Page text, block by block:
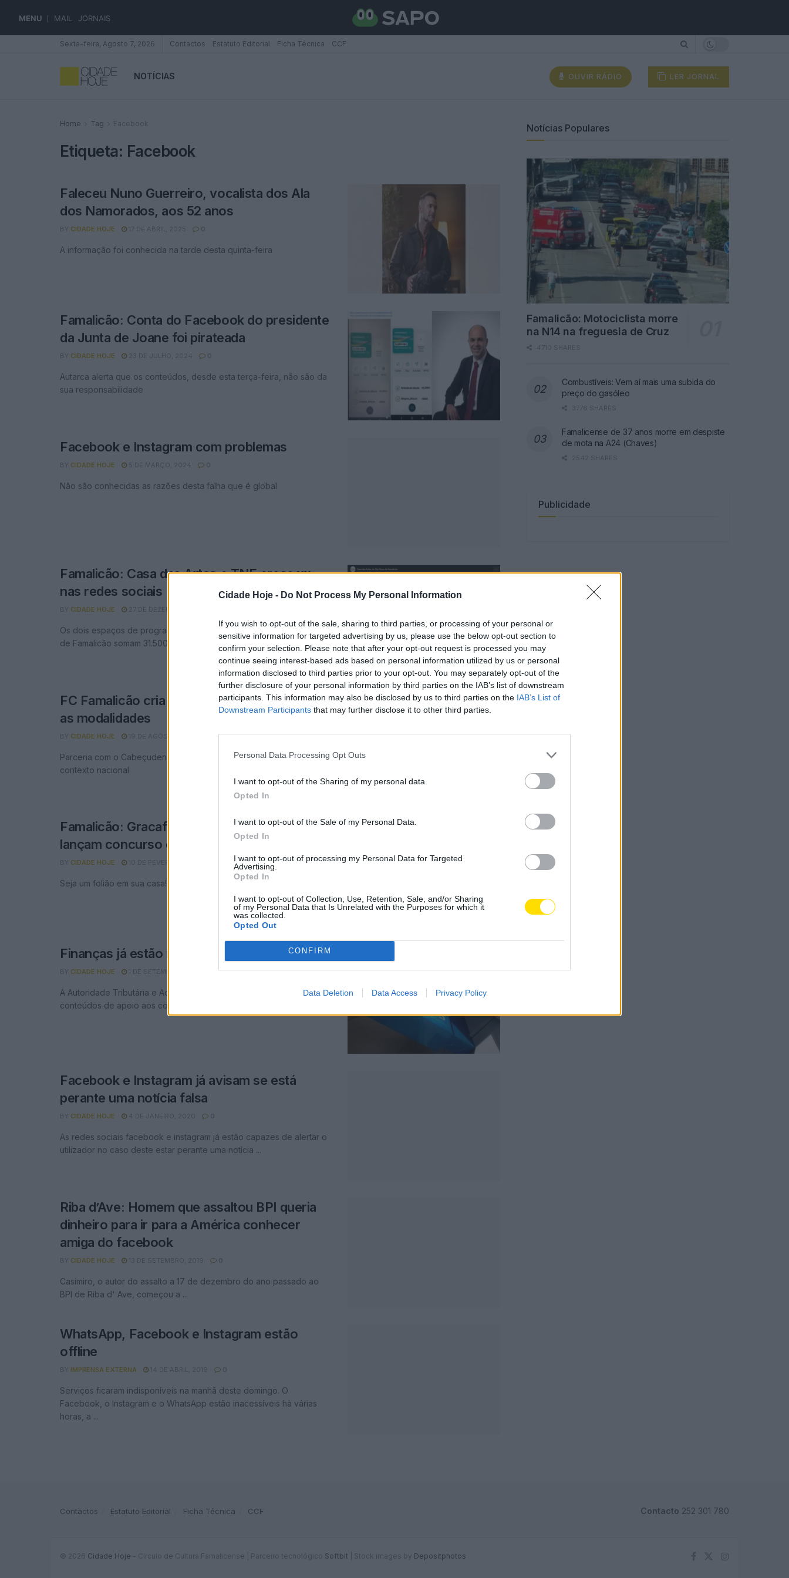
Cidade Hoje - Do Not Process My Personal Information
If you wish to opt-out of the sale, sharing to third parties, or processing of your personal or
sensitive information for targeted advertising by us, please use the below opt-out section to
confirm your selection. Please note that after your opt-out request is processed you may
continue seeing interest-based ads based on personal information utilized by us or personal
information disclosed to third parties prior to your opt-out. You may separately opt-out of the
further disclosure of your personal information by third parties on the IAB’s list of downstream
participants. This information may also be disclosed by us to third parties on the IAB’s List of
Downstream Participants that may further disclose it to other third parties.
Personal Data Processing Opt Outs
I want to opt-out of the Sharing of my personal data.
Opted In
I want to opt-out of the Sale of my Personal Data.
Opted In
I want to opt-out of processing my Personal Data for Targeted
Advertising.
Opted In
I want to opt-out of Collection, Use, Retention, Sale, and/or Sharing
of my Personal Data that Is Unrelated with the Purposes for which it
was collected.
Opted Out
CONFIRM
Data Deletion Data Access Privacy Policy
MENU MAIL JORNAIS
Sexta-feira, Agosto 7, 2026 Contactos Estatuto Editorial Ficha Técnica CCF
NOTÍCIAS OUVIR RÁDIO LER JORNAL
Home Tag Facebook
Etiqueta: Facebook
Faleceu Nuno Guerreiro, vocalista dos Ala
dos Namorados, aos 52 anos
BY CIDADE HOJE 17 DE ABRIL, 2025 0
A informação foi conhecida na tarde desta quinta-feira
Famalicão: Conta do Facebook do presidente
da Junta de Joane foi pirateada
BY CIDADE HOJE 23 DE JULHO, 2024 0
Autarca alerta que os conteúdos, desde esta terça-feira, não são da
sua responsabilidade
Facebook e Instagram com problemas
BY CIDADE HOJE 5 DE MARÇO, 2024 0
Não são conhecidas as razões desta falha que é global
Famalicão: Casa das Artes e TNF crescem
nas redes sociais
BY CIDADE HOJE 27 DE DEZEMBRO, 2022
Os dois espaços de programação artística do Município de Vila Nova
de Famalicão somam 31.500 seguidores
FC Famalicão cria página de Facebook para
as modalidades
BY CIDADE HOJE 19 DE AGOSTO, 2021
Parceria com o Cabeçudense é para afirmar o futsal famalicense no
contexto nacional
Famalicão: Gracafe e Junta de Pedome
lançam concurso de Carnaval
BY CIDADE HOJE 10 DE FEVEREIRO, 2021
Seja um folião em sua casa!
Finanças já estão no facebook
BY CIDADE HOJE 1 DE SETEMBRO, 2020 0
A Autoridade Tributária e Aduaneira aposta na publicação de
conteúdos de apoio aos contribuintes
Facebook e Instagram já avisam se está
perante uma notícia falsa
BY CIDADE HOJE 4 DE JANEIRO, 2020 0
As redes sociais facebook e instagram já estão capazes de alertar o
utilizador no caso deste estar perante uma notícia ...
Riba d’Ave: Homem que assaltou BPI queria
dinheiro para ir para a América conhecer
amiga do facebook
BY CIDADE HOJE 13 DE SETEMBRO, 2019 0
Casimiro, o autor do assalto a 17 de dezembro do ano passado ao
BPI de Riba d' Ave, começou a ...
WhatsApp, Facebook e Instagram estão
offline
BY IMPRENSA EXTERNA 14 DE ABRIL, 2019 0
Serviços ficaram indisponíveis na manhã deste domingo. O
Facebook, o Instagram e o WhatsApp estão inacessíveis hà várias
horas, a ...
Notícias Populares
Famalicão: Motociclista morre
na N14 na freguesia de Cruz
4710 SHARES
Combustíveis: Vem aí mais uma subida do
preço do gasóleo
3776 SHARES
Famalicense de 37 anos morre em despiste
de mota na A24 (Chaves)
2542 SHARES
Publicidade
Contactos Estatuto Editorial Ficha Técnica CCF Contacto 252 301 780
© 2026 Cidade Hoje - Circulo de Cultura Famalicense | Parceiro tecnológico Softbit Stock images by Depositphotos